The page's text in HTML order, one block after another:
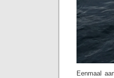
Eenmaal